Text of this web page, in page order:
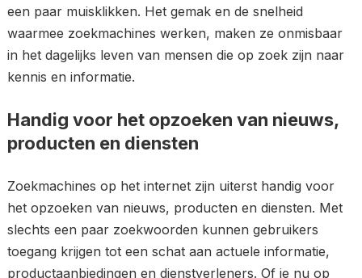
een paar muisklikken. Het gemak en de snelheid
waarmee zoekmachines werken, maken ze onmisbaar
in het dagelijks leven van mensen die op zoek zijn naar
kennis en informatie.
Handig voor het opzoeken van nieuws,
producten en diensten
Zoekmachines op het internet zijn uiterst handig voor
het opzoeken van nieuws, producten en diensten. Met
slechts een paar zoekwoorden kunnen gebruikers
toegang krijgen tot een schat aan actuele informatie,
productaanbiedingen en dienstverleners. Of je nu op